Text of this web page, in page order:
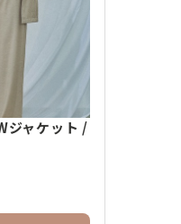
ジャケット /